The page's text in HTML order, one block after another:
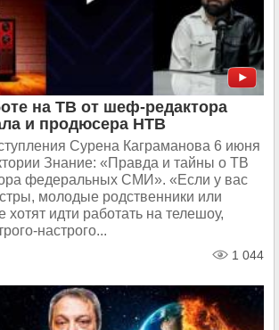
на ТВ от шеф-редактора
и продюсера НТВ
Сурена Каграманова 6 июня
Знание: «Правда и тайны о ТВ
федеральных СМИ». «Если у вас
молодые родственники или
хотят идти работать на телешоу,
настрого...
1 044